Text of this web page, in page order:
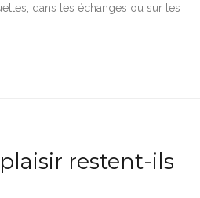
dans les échanges ou sur les
restent-ils